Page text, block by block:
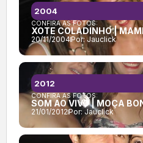
CONFIRA AS FOTOS:
XOTE COLADINHO |
20/11/2004Por:Jauclick
2004
CONFIRA AS FOTOS:
SOM AO VIVO | MOÇA
21/01/2012Por:Jauclick
2012